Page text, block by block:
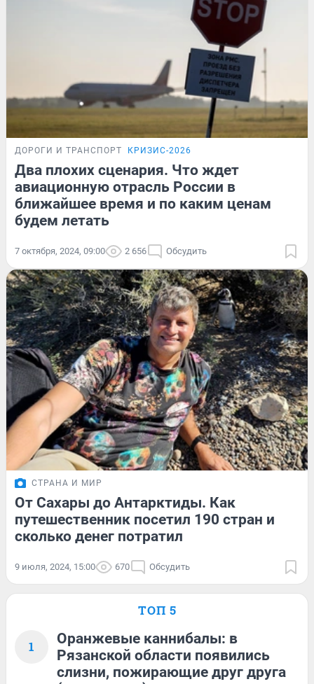
ДОРОГИ И ТРАНСПОРТ КРИЗИС-2026
Два плохих сценария. Что ждет
авиационную отрасль России в
ближайшее время и по каким ценам
будем летать
7 октября, 2024, 09:00 2 656 Обсудить
СТРАНА И МИР
От Сахары до Антарктиды. Как
путешественник посетил 190 стран и
сколько денег потратил
9 июля, 2024, 15:00 670 Обсудить
ТОП 5
1
Оранжевые каннибалы: в
Рязанской области появились
слизни, пожирающие друг друга